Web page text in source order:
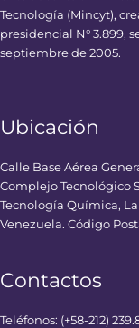
Tecnología (Mincyt),
presidencial N° 3.899,
septiembre de 2005.
Ubicación
Calle Base Aérea
Complejo Tecnológico
Tecnología Química, La
Venezuela. Código
Contactos
Teléfonos: (+58-212)